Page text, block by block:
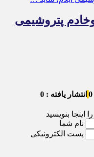
پتروشیمی
انتشار یافته : 0
اینجا بنویسید
نام شما
پست الکترونیکی